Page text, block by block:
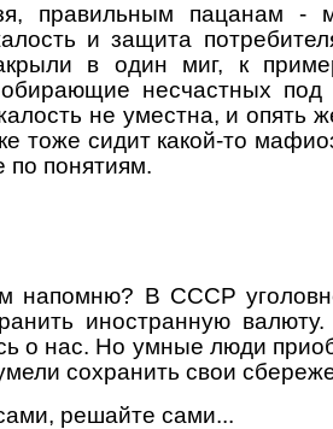
правильным пацанам -
и защита
в один миг, к
несчастных под
не уместна, и опять
тоже сидит какой-то
по понятиям.
напомню? В СССР
иностранную
о нас. Но умные люди
сохранить свои
решайте сами...